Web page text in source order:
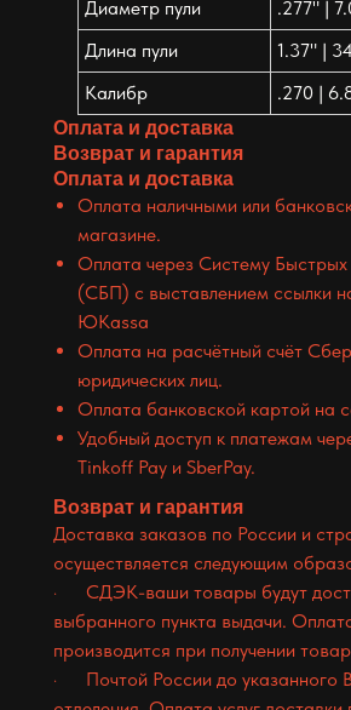
Диаметр пули
.277" |
Длина пули
1.37" |
Калибр
.270 |
Оплата и доставка
Возврат и гарантия
Оплата и доставка
Оплата наличными или
магазине.
Оплата через Систему
(СБП) с выставлением ссылки
ЮKassa
Оплата на расчётный счёт
юридических лиц.
Оплата банковской картой на
Удобный доступ к платежам
Tinkoff Pay и SberPay.
Возврат и гарантия
Доставка заказов по России и
осуществляется следующим
· СДЭК-ваши товары будут
выбранного пункта выдачи.
производится при получении
· Почтой России до указанного